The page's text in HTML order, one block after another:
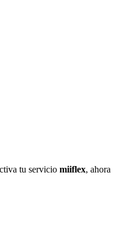
tu servicio miiflex, ahora